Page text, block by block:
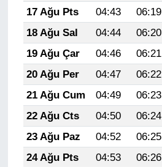
17 Ağu Pts
04:43 06:19
18 Ağu Sal
04:44 06:20
19 Ağu Çar
04:46 06:21
20 Ağu Per
04:47 06:22
21 Ağu Cum
04:49 06:23
22 Ağu Cts
04:50 06:24
23 Ağu Paz
04:52 06:25
24 Ağu Pts
04:53 06:26